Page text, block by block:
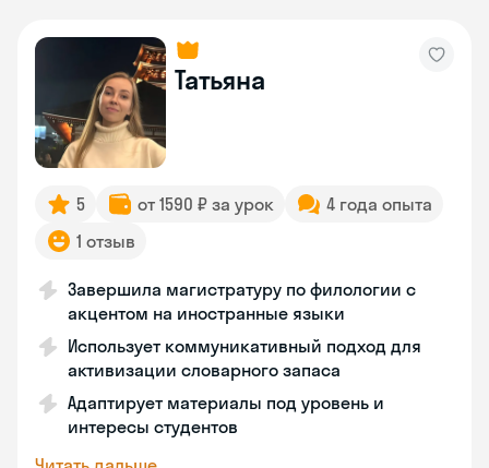
Татьяна
5 от 1590 ₽ за урок
4 года опыта
1 отзыв
Завершила магистратуру по филологии с
акцентом на иностранные языки
Использует коммуникативный подход для
активизации словарного запаса
Адаптирует материалы под уровень и
интересы студентов